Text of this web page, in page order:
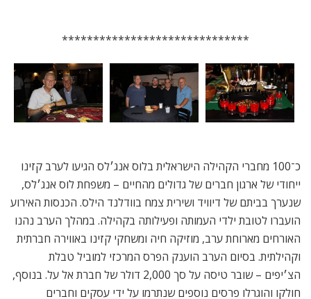
******************************
כ־100 מחברי הקהילה הישראלית בלוס אנג׳לס הגיעו לערב קזינו
ייחודי של ארגון חברים של גדולים מהחיים – משפחת לוס אנג׳לס,
שנערך בביתם של דיוויד ושירית צמח בוודלנד הילס. הכנסות האירוע
הועברו לטובת ילדי העמותה ופעילותה בקהילה. במהלך הערב נהנו
האורחים מארוחת ערב, מוזיקה חיה ומשחקי קזינו באווירה חברתית
וקהילתית. בסיום הערב הוענק הפרס המרכזי למוביל טבלת
הצ׳יפים – שובר טיסה על סך 2,000 דולר של חברת אל על. בנוסף,
חולקו והוגרלו פרסים נוספים שנתרמו על ידי עסקים וחברים